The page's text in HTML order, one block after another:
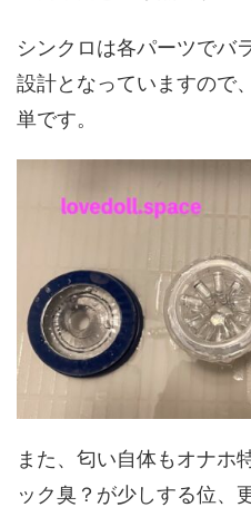
シンクロは各パーツでバ
設計となっていますので
単です。
また、匂い自体もオナホ
ック臭？が少しする位、